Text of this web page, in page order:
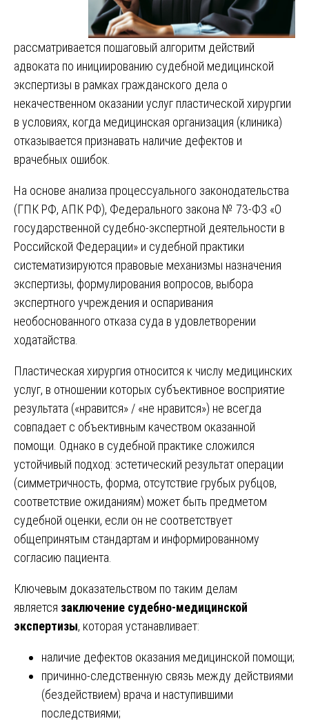
рассматривается пошаговый алгоритм действий
адвоката по инициированию судебной медицинской
экспертизы в рамках гражданского дела о
некачественном оказании услуг пластической хирургии
в условиях, когда медицинская организация (клиника)
отказывается признавать наличие дефектов и
врачебных ошибок.
На основе анализа процессуального законодательства
(ГПК РФ, АПК РФ), Федерального закона № 73-ФЗ «О
государственной судебно-экспертной деятельности в
Российской Федерации» и судебной практики
систематизируются правовые механизмы назначения
экспертизы, формулирования вопросов, выбора
экспертного учреждения и оспаривания
необоснованного отказа суда в удовлетворении
ходатайства.
Пластическая хирургия относится к числу медицинских
услуг, в отношении которых субъективное восприятие
результата («нравится» / «не нравится») не всегда
совпадает с объективным качеством оказанной
помощи. Однако в судебной практике сложился
устойчивый подход: эстетический результат операции
(симметричность, форма, отсутствие грубых рубцов,
соответствие ожиданиям) может быть предметом
судебной оценки, если он не соответствует
общепринятым стандартам и информированному
согласию пациента.
Ключевым доказательством по таким делам
является заключение судебно-медицинской
экспертизы, которая устанавливает:
наличие дефектов оказания медицинской помощи;
причинно-следственную связь между действиями
(бездействием) врача и наступившими
последствиями;